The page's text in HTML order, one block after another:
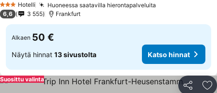
3 Tähtiluokitus
Hotelli Huoneessa saatavilla hierontapalveluita
6,6 3 555 Frankfurt
Alkaen 50 €
Näytä hinnat 13 sivustolta Katso hinnat
Jaa
Suosittu valinta